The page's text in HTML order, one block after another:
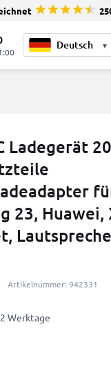
▾
Ladegerät
23, Huawei,
Artikelnummer: 942331
Werktage